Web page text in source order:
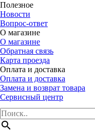
Полезное
Новости
Вопрос-ответ
О магазине
О магазине
Обратная связь
Карта проезда
Оплата и доставка
Оплата и доставка
Замена и возврат товара
Сервисный центр
search